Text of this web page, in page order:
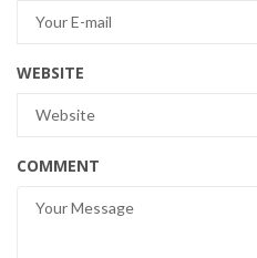
WEBSITE
COMMENT